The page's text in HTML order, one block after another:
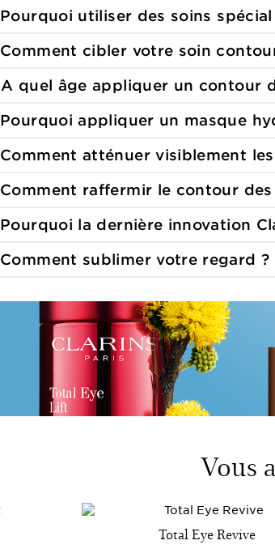
Pourquoi utiliser des soins spécial
Comment cibler votre soin
A quel âge appliquer un contour
Pourquoi appliquer un masque
Comment atténuer visiblement
Comment raffermir le contour
Pourquoi la dernière innovation
Comment sublimer votre regard ?
Vous
Total Eye Revive